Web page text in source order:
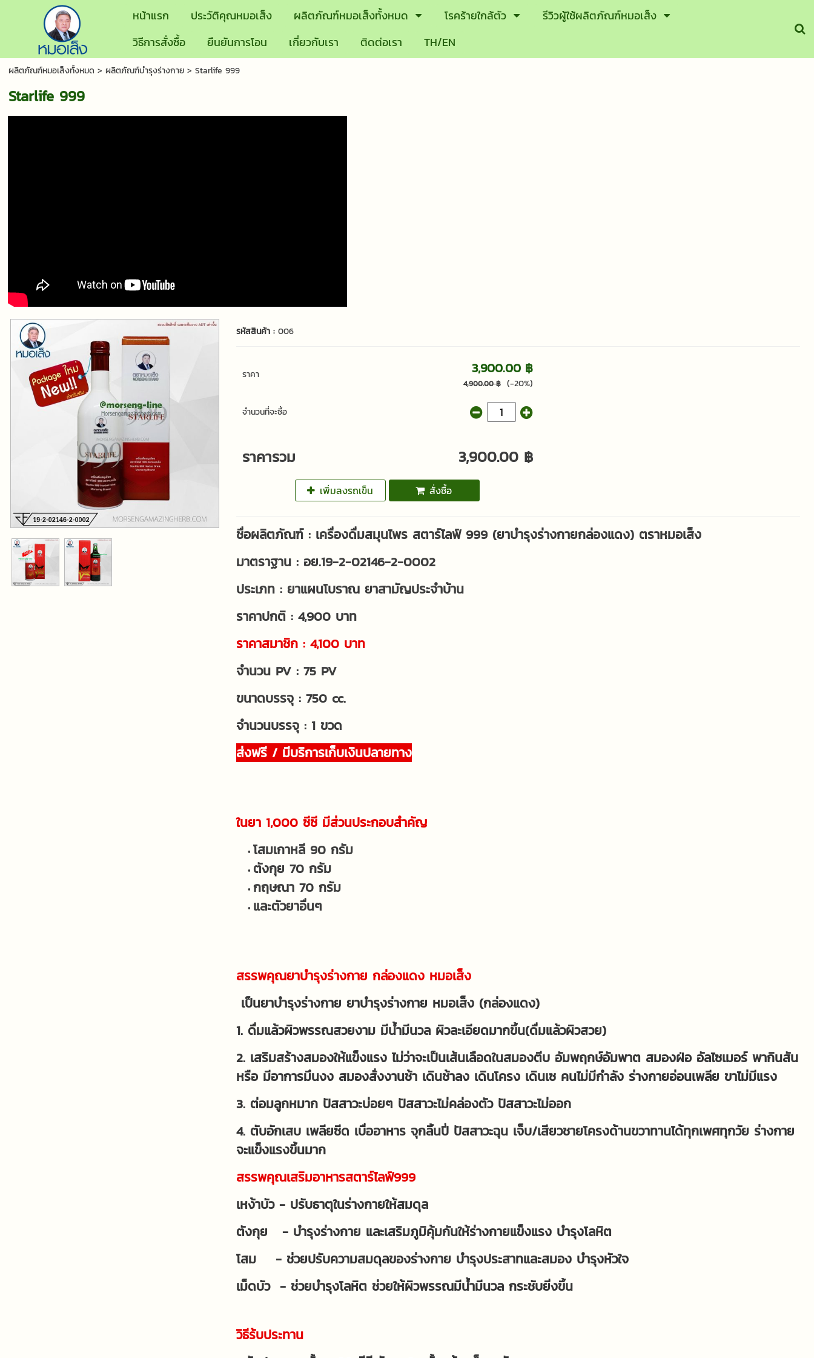
หน้าแรก ประวัติคุณหมอเส็ง ผลิตภัณฑ์หมอเส็งทั้งหมด โรคร้ายใกล้ตัว
รีวิวผู้ใช้ผลิตภัณฑ์หมอเส็ง
วิธีการสั่งซื้อ
ยืนยันการโอน เกี่ยวกับเรา ติดต่อเรา TH/EN
ผลิตภัณฑ์หมอเส็งทั้งหมด > ผลิตภัณฑ์บำรุงร่างกาย> Starlife 999
Starlife 999
รหัสสินค้า : 006
ราคา 3,900.00 ฿
4,900.00 ฿ (-20%)
จำนวนที่จะซื้อ
ราคารวม 3,900.00 ฿
เพิ่มลงรถเข็น สั่งซื้อ
ชื่อผลิตภัณฑ์ : เครื่องดื่มสมุนไพร สตาร์ไลฟ์ 999 (ยาบำรุงร่างกายกล่องแดง) ตราหมอเส็ง
มาตราฐาน : อย.19-2-02146-2-0002
ประเภท : ยาแผนโบราณ ยาสามัญประจำบ้าน
ราคาปกติ : 4,900 บาท
ราคาสมาชิก : 4,100 บาท
จำนวน PV : 75 PV
ขนาดบรรจุ : 750 cc.
จำนวนบรรจุ : 1 ขวด
ส่งฟรี / มีบริการเก็บเงินปลายทาง
ในยา 1,000 ซีซี มีส่วนประกอบสำคัญ
โสมเกาหลี 90 กรัม
ตังกุย 70 กรัม
กฤษณา 70 กรัม
และตัวยาอื่นๆ
สรรพคุณยาบำรุงร่างกาย กล่องแดง หมอเส็ง
เป็นยาบำรุงร่างกาย ยาบำรุงร่างกาย หมอเส็ง (กล่องแดง)
1. ดื่มแล้วผิวพรรณสวยงาม มีน้ำมีนวล ผิวละเอียดมากขึ้น(ดื่มแล้วผิวสวย)
2. เสริมสร้างสมองให้แข็งแรง ไม่ว่าจะเป็นเส้นเลือดในสมองตีบ อัมพฤกษ์อัมพาต สมองฝ่อ อัลไซเมอร์ พากินสัน
หรือ มีอาการมึนงง สมองสั่งงานช้า เดินช้าลง เดินโครง เดินเซ คนไม่มีกำลัง ร่างกายอ่อนเพลีย ขาไม่มีแรง
3. ต่อมลูกหมาก ปัสสาวะบ่อยๆ ปัสสาวะไม่คล่องตัว ปัสสาวะไม่ออก
4. ตับอักเสบ เพลียซีด เบื่ออาหาร จุกลิ้นปี่ ปัสสาวะฉุน เจ็บ/เสียวชายโครงด้านขวาทานได้ทุกเพศทุกวัย ร่างกาย
จะแข็งแรงขึ้นมาก
สรรพคุณเสริมอาหารสตาร์ไลฟ์999
เหง้าบัว - ปรับธาตุในร่างกายให้สมดุล
ตังกุย - บำรุงร่างกาย และเสริมภูมิคุ้มกันให้ร่างกายแข็งแรง บำรุงโลหิต
โสม - ช่วยปรับความสมดุลของร่างกาย บำรุงประสาทและสมอง บำรุงหัวใจ
เม็ดบัว - ช่วยบำรุงโลหิต ช่วยให้ผิวพรรณมีน้ำมีนวล กระชับยิ่งขึ้น
วิธีร้บประทาน